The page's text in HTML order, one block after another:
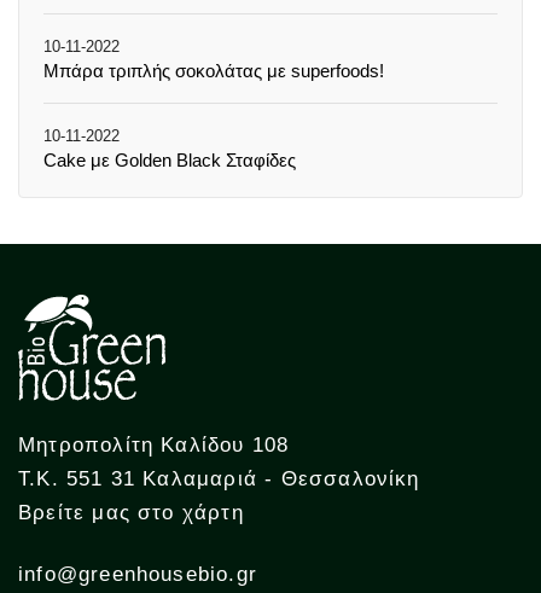
10-11-2022
Μπάρα τριπλής σοκολάτας με superfoods!
10-11-2022
Cake με Golden Black Σταφίδες
Μητροπολίτη Καλίδου 108
Τ.Κ. 551 31 Καλαμαριά - Θεσσαλονίκη
Βρείτε μας στο χάρτη
info@greenhousebio.gr